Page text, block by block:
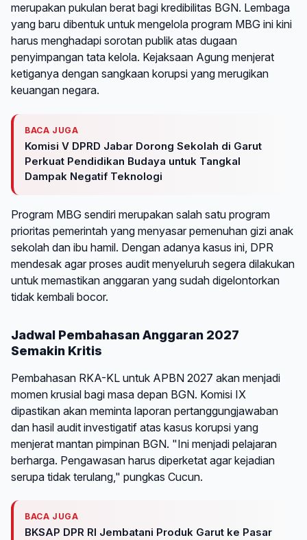
merupakan pukulan berat bagi kredibilitas BGN. Lembaga
yang baru dibentuk untuk mengelola program MBG ini kini
harus menghadapi sorotan publik atas dugaan
penyimpangan tata kelola. Kejaksaan Agung menjerat
ketiganya dengan sangkaan korupsi yang merugikan
keuangan negara.
BACA JUGA
Komisi V DPRD Jabar Dorong Sekolah di Garut
Perkuat Pendidikan Budaya untuk Tangkal
Dampak Negatif Teknologi
Program MBG sendiri merupakan salah satu program
prioritas pemerintah yang menyasar pemenuhan gizi anak
sekolah dan ibu hamil. Dengan adanya kasus ini, DPR
mendesak agar proses audit menyeluruh segera dilakukan
untuk memastikan anggaran yang sudah digelontorkan
tidak kembali bocor.
Jadwal Pembahasan Anggaran 2027
Semakin Kritis
Pembahasan RKA-KL untuk APBN 2027 akan menjadi
momen krusial bagi masa depan BGN. Komisi IX
dipastikan akan meminta laporan pertanggungjawaban
dan hasil audit investigatif atas kasus korupsi yang
menjerat mantan pimpinan BGN. "Ini menjadi pelajaran
berharga. Pengawasan harus diperketat agar kejadian
serupa tidak terulang," pungkas Cucun.
BACA JUGA
BKSAP DPR RI Jembatani Produk Garut ke Pasar